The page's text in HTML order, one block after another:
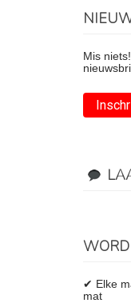
Mis
✔ Elke
mat